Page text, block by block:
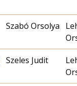
Szabó Orsolya
Szeles Judit